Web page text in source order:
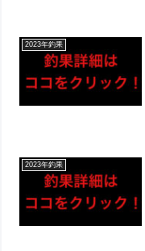
2023年釣果
2023年釣果